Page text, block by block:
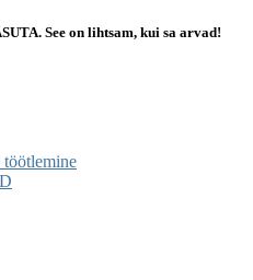
See on lihtsam, kui sa arvad!
töötlemine